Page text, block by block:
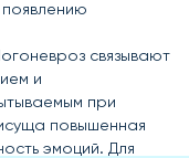
связывают
и
при
повышенная
эмоций. Для